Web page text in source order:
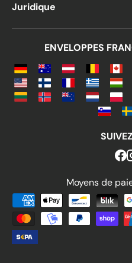
Juridique
ENVELOPPES
Moyens de